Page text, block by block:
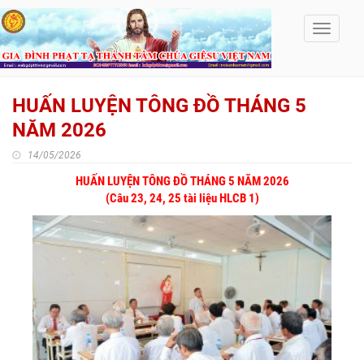
Toggle
HUẤN LUYỆN TÔNG ĐỒ THÁNG 5
NĂM 2026
14/05/2026
HUẤN LUYỆN TÔNG ĐỒ THÁNG 5 NĂM 2026
(Câu 23, 24, 25 tài liệu HLCB 1)